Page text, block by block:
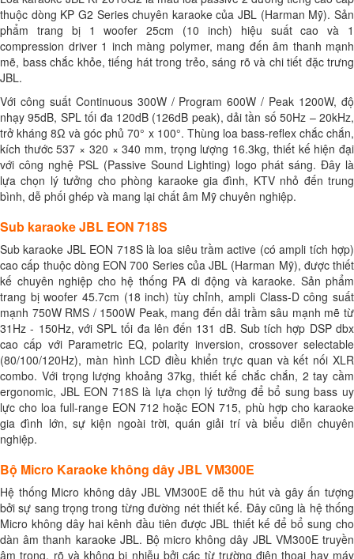
thuộc dòng KP G2 Series chuyên karaoke của JBL (Harman Mỹ). Sản
phẩm trang bị 1 woofer 25cm (10 inch) hiệu suất cao và 1
compression driver 1 inch màng polymer, mang đến âm thanh mạnh
mẽ, bass chắc khỏe, tiếng hát trong trẻo, sáng rõ và chi tiết đặc trưng
JBL.
Với công suất Continuous 300W / Program 600W / Peak 1200W, độ
nhạy 95dB, SPL tối đa 120dB (126dB peak), dải tần số 50Hz – 20kHz,
trở kháng 8Ω và góc phủ 70° x 100°. Thùng loa bass-reflex chắc chắn,
kích thước 537 × 320 × 340 mm, trọng lượng 16.3kg, thiết kế hiện đại
với công nghệ PSL (Passive Sound Lighting) logo phát sáng. Đây là
lựa chọn lý tưởng cho phòng karaoke gia đình, KTV nhỏ đến trung
bình, dễ phối ghép và mang lại chất âm Mỹ chuyên nghiệp.
Sub karaoke JBL EON 718S
Sub karaoke JBL EON 718S là loa siêu trầm active (có ampli tích hợp)
cao cấp thuộc dòng EON 700 Series của JBL (Harman Mỹ), được thiết
kế chuyên nghiệp cho hệ thống PA di động và karaoke. Sản phẩm
trang bị woofer 45.7cm (18 inch) tùy chỉnh, ampli Class-D công suất
mạnh 750W RMS / 1500W Peak, mang đến dải trầm sâu mạnh mẽ từ
31Hz - 150Hz, với SPL tối đa lên đến 131 dB. Sub tích hợp DSP dbx
cao cấp với Parametric EQ, polarity inversion, crossover selectable
(80/100/120Hz), màn hình LCD điều khiển trực quan và kết nối XLR
combo. Với trọng lượng khoảng 37kg, thiết kế chắc chắn, 2 tay cầm
ergonomic, JBL EON 718S là lựa chọn lý tưởng để bổ sung bass uy
lực cho loa full-range EON 712 hoặc EON 715, phù hợp cho karaoke
gia đình lớn, sự kiện ngoài trời, quán giải trí và biểu diễn chuyên
nghiệp.
Bộ Micro Karaoke không dây JBL VM300E
Hệ thống Micro không dây JBL VM300E dễ thu hút và gây ấn tượng
bởi sự sang trọng trong từng đường nét thiết kế. Đây cũng là hệ thống
Micro không dây hai kênh đầu tiên được JBL thiết kế để bổ sung cho
dàn âm thanh karaoke JBL. Bộ micro không dây JBL VM300E truyền
âm trong, rõ và không bị nhiễu bởi các từ trường điện thoại hay máy